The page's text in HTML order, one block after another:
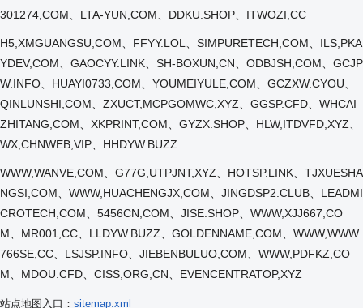
301274,COM、LTA-YUN,COM、DDKU.SHOP、ITWOZI,CC
H5,XMGUANGSU,COM、FFYY.LOL、SIMPURETECH,COM、ILS,PKA
YDEV,COM、GAOCYY.LINK、SH-BOXUN,CN、ODBJSH,COM、GCJP
W.INFO、HUAYI0733,COM、YOUMEIYULE,COM、GCZXW.CYOU、
QINLUNSHI,COM、ZXUCT,MCPGOMWC,XYZ、GGSP.CFD、WHCAI
ZHITANG,COM、XKPRINT,COM、GYZX.SHOP、HLW,ITDVFD,XYZ、
WX,CHNWEB,VIP、HHDYW.BUZZ
WWW,WANVE,COM、G77G,UTPJNT,XYZ、HOTSP.LINK、TJXUESHA
NGSI,COM、WWW,HUACHENGJX,COM、JINGDSP2.CLUB、LEADMI
CROTECH,COM、5456CN,COM、JISE.SHOP、WWW,XJJ667,CO
M、MR001,CC、LLDYW.BUZZ、GOLDENNAME,COM、WWW,WWW
766SE,CC、LSJSP.INFO、JIEBENBULUO,COM、WWW,PDFKZ,CO
M、MDOU.CFD、CISS,ORG,CN、EVENCENTRATOP,XYZ
站点地图入口： sitemap.xml